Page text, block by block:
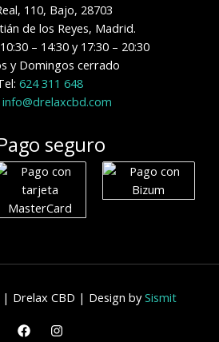
110, Bajo, 28703
de los Reyes, Madrid.
– 14:30 y 17:30 – 20:30
y Domingos cerrado
624 311 648
info@drelaxcbd.com
seguro
Drelax CBD | Design bySismit